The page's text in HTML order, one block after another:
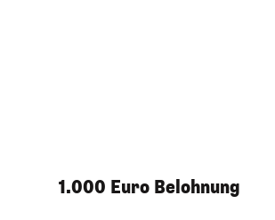
1.000 Euro Belohnung